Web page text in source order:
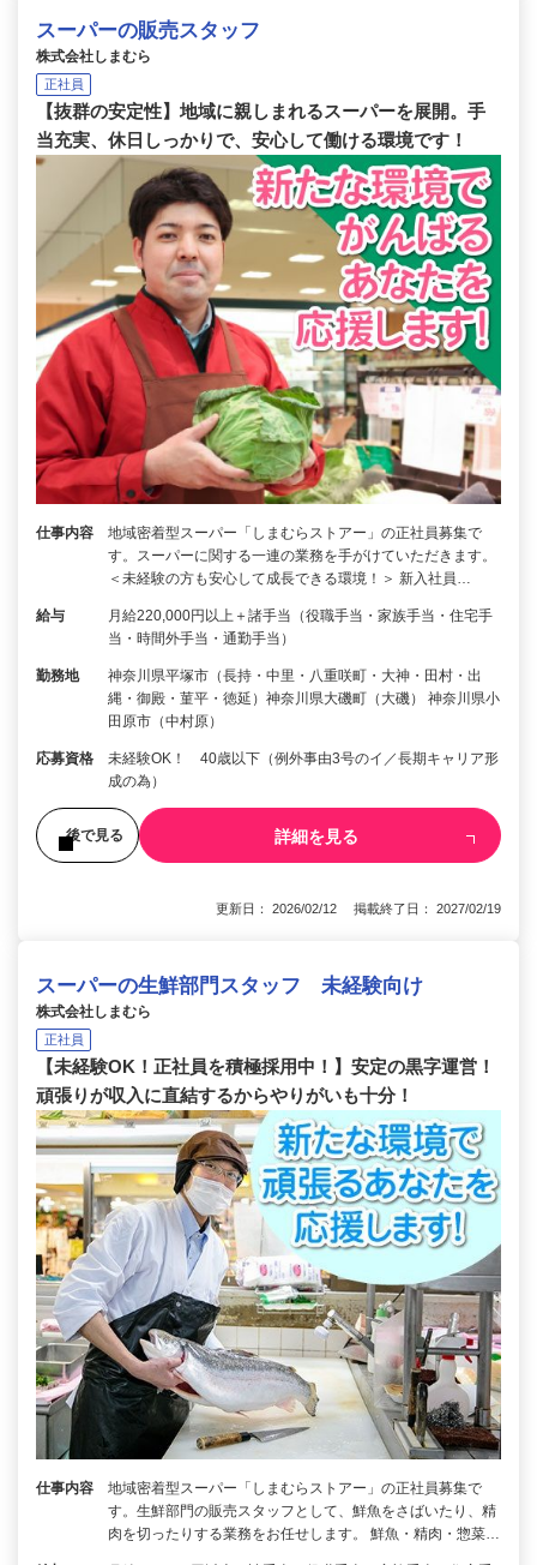
スーパーの販売スタッフ
株式会社しまむら
正社員
【抜群の安定性】地域に親しまれるスーパーを展開。手
当充実、休日しっかりで、安心して働ける環境です！
仕事内容
地域密着型スーパー「しまむらストアー」の正社員募集で
す。スーパーに関する一連の業務を手がけていただきます。
＜未経験の方も安心して成長できる環境！＞ 新入社員…
給与
月給220,000円以上＋諸手当（役職手当・家族手当・住宅手
当・時間外手当・通勤手当）
勤務地
神奈川県平塚市（長持・中里・八重咲町・大神・田村・出
縄・御殿・菫平・徳延）神奈川県大磯町（大磯） 神奈川県小
田原市（中村原）
応募資格
未経験OK！ 40歳以下（例外事由3号のイ／長期キャリア形
成の為）
後で見る 詳細を見る
更新日： 2026/02/12 掲載終了日： 2027/02/19
スーパーの生鮮部門スタッフ 未経験向け
株式会社しまむら
正社員
【未経験OK！正社員を積極採用中！】安定の黒字運営！
頑張りが収入に直結するからやりがいも十分！
仕事内容
地域密着型スーパー「しまむらストアー」の正社員募集で
す。生鮮部門の販売スタッフとして、鮮魚をさばいたり、精
肉を切ったりする業務をお任せします。 鮮魚・精肉・惣菜…